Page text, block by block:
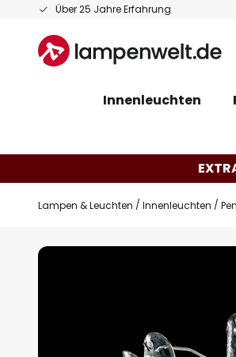
Über 25 Jahre Erfahrung
Zum
springen
Innenleuchten
Lampen & Leuchten Innenleuchten
Zum